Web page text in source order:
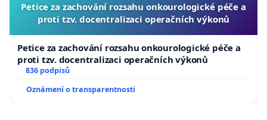
Petice za zachování rozsahu onkourologické péče a
proti tzv. docentralizaci operačních výkonů
Petice za zachování rozsahu onkourologické péče a
proti tzv. docentralizaci operačních výkonů
836 podpisů
Oznámení o transparentnosti